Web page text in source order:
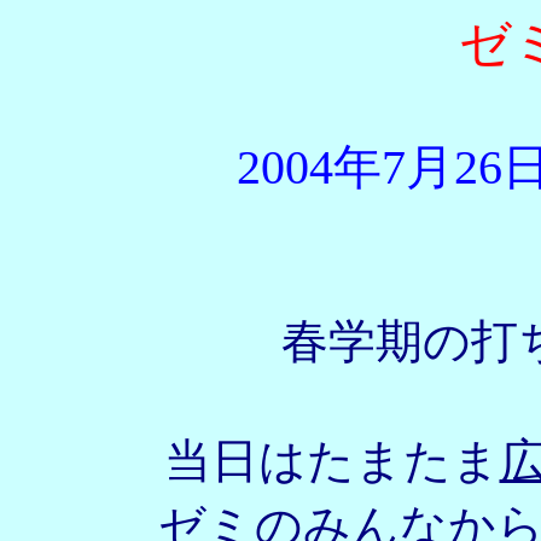
ゼ
2004年7月26
春学期の打
当日はたまたま
ゼミのみんなか